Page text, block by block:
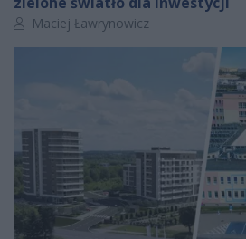
Autor artykułu:
Maciej Ławrynowicz